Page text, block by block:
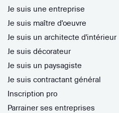
Je suis une entreprise
Je suis maître d'oeuvre
Je suis un architecte d'intérieur
Je suis décorateur
Je suis un paysagiste
Je suis contractant général
Inscription pro
Parrainer ses entreprises